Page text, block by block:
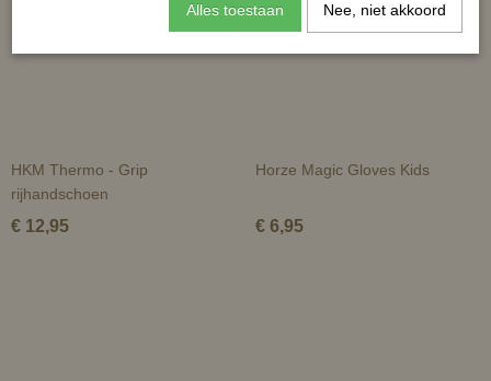
HKM Thermo - Grip
rijhandschoen
€ 12,95
Horze Magic Gloves Kids
€ 6,95
Alles toestaan Nee, niet akkoord